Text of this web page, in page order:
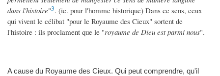
dans l'histoire"3. (ie. pour l'homme historique) Dans ce sens, ceux
qui vivent le célibat "pour le Royaume des Cieux" sortent de
l'histoire : ils proclament que le "royaume de Dieu est parmi nous".
A cause du Royaume des Cieux. Qui peut comprendre, qu'il